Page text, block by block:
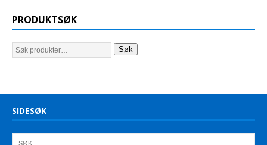
PRODUKTSØK
Søk
SIDESØK